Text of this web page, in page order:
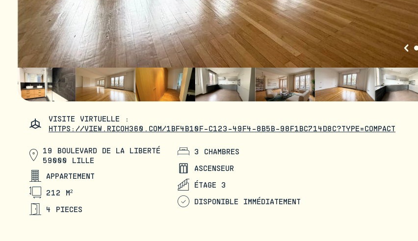
VISITE VIRTUELLE :
HTTPS://VIEW.RICOH360.COM/1BF4B10F-C123-49F4-8B5B-98F1BC714D8C?TYPE=COMPACT
19 BOULEVARD DE LA LIBERTÉ
59000 LILLE
APPARTEMENT
212 M²
4 PIECES
3 CHAMBRES
ASCENSEUR
ÉTAGE 3
DISPONIBLE IMMÉDIATEMENT